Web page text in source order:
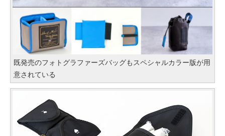
既発売のフォトグラファーズバッグもスペシャルカラー版が用
意されている